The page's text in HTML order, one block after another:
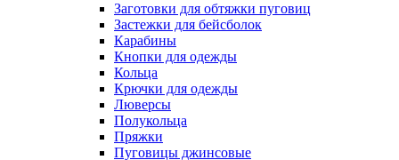
Заготовки для обтяжки пуговиц
Застежки для бейсболок
Карабины
Кнопки для одежды
Кольца
Крючки для одежды
Люверсы
Полукольца
Пряжки
Пуговицы джинсовые